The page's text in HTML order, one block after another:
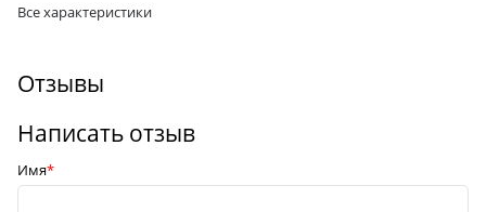
Все характеристики
Отзывы
Написать отзыв
Имя